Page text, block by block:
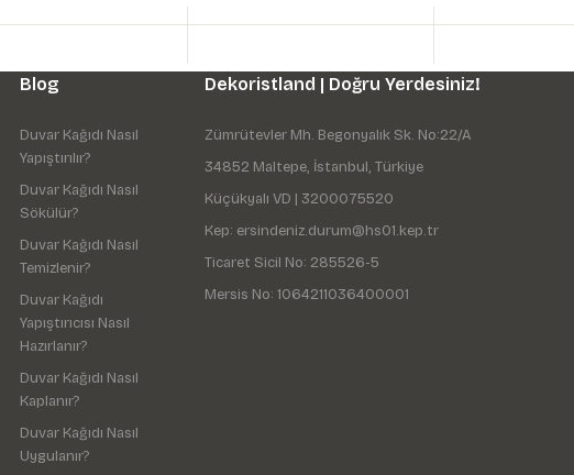
Blog
Duvar Kağıdı Nasıl
Yapıştırılır?
Duvar Kağıdı Nasıl
Sökülür?
Duvar Kağıdı Nasıl
Temizlenir?
Duvar Kağıdı
Yapıştırıcısı Nasıl
Hazırlanır?
Duvar Kağıdı Nasıl
Kaplanır?
Duvar Kağıdı Nasıl
Uygulanır?
Dekoristland | Doğru Yerdesiniz!
Zümrütevler Mh. Begonyalık Sk. No:22/A
34852 Maltepe, İstanbul, Türkiye
Küçükyalı VD | 3200075520
Kep: ersindeniz.durum@hs01.kep.tr
Ticaret Sicil No: 285526-5
Mersis No: 1064211036400001